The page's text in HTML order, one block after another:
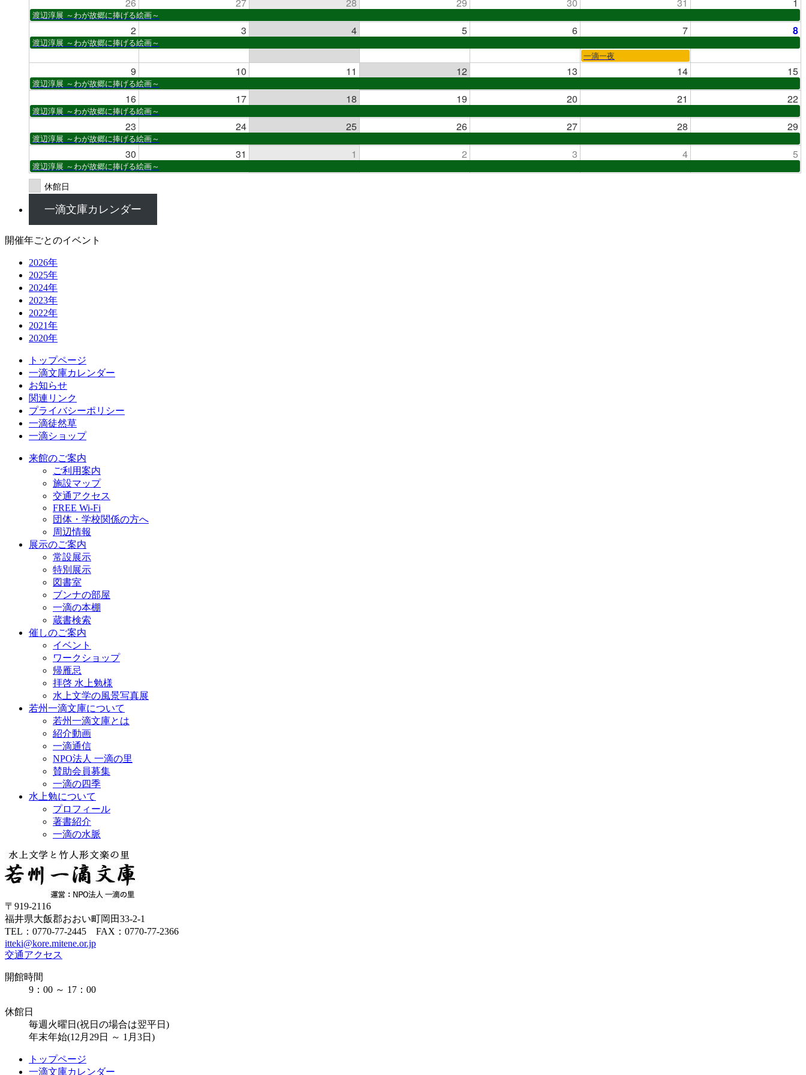
渡辺淳展 ～わが故郷に捧げる絵画～
2 3 4 5 6 7 8
渡辺淳展 ～わが故郷に捧げる絵画～
一滴一夜
9 10 11 12 13 14 15
渡辺淳展 ～わが故郷に捧げる絵画～
16 17 18 19 20 21 22
渡辺淳展 ～わが故郷に捧げる絵画～
23 24 25 26 27 28 29
渡辺淳展 ～わが故郷に捧げる絵画～
30 31 1 2 3 4 5
渡辺淳展 ～わが故郷に捧げる絵画～
休館日
一滴文庫カレンダー
開催年ごとのイベント
2026年
2025年
2024年
2023年
2022年
2021年
2020年
トップページ
一滴文庫カレンダー
お知らせ
関連リンク
プライバシーポリシー
一滴徒然草
一滴ショップ
来館のご案内
ご利用案内
施設マップ
交通アクセス
FREE Wi-Fi
団体・学校関係の方へ
周辺情報
展示のご案内
常設展示
特別展示
図書室
ブンナの部屋
一滴の本棚
蔵書検索
催しのご案内
イベント
ワークショップ
帰雁忌
拝啓 水上勉様
水上文学の風景写真展
若州一滴文庫について
若州一滴文庫とは
紹介動画
一滴通信
NPO法人 一滴の里
賛助会員募集
一滴の四季
水上勉について
プロフィール
著書紹介
一滴の水脈
〒919-2116
福井県大飯郡おおい町岡田33-2-1
TEL：0770-77-2445 FAX：0770-77-2366
itteki@kore.mitene.or.jp
交通アクセス
開館時間
9：00 ～ 17：00
休館日
毎週火曜日(祝日の場合は翌平日)
年末年始(12月29日 ～ 1月3日)
トップページ
一滴文庫カレンダー